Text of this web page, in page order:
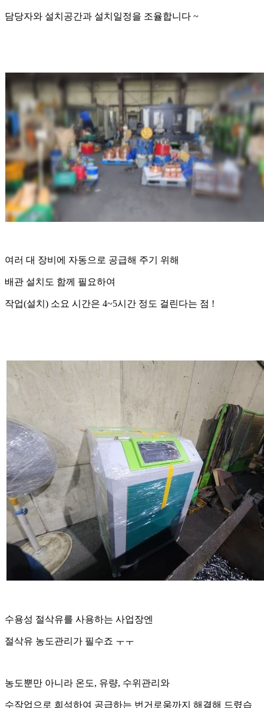
담당자와 설치공간과 설치일정을 조율합니다 ~
여러 대 장비에 자동으로 공급해 주기 위해
배관 설치도 함께 필요하여
작업(설치) 소요 시간은 4~5시간 정도 걸린다는 점 !
수용성 절삭유를 사용하는 사업장엔
절삭유 농도관리가 필수죠 ㅜㅜ
농도뿐만 아니라 온도, 유량, 수위관리와
수작업으로 희석하여 공급하는 번거로움까지 해결해 드렸습